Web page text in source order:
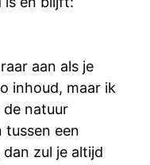
aan als je
inhoud, maar ik
de natuur
tussen een
zul je altijd